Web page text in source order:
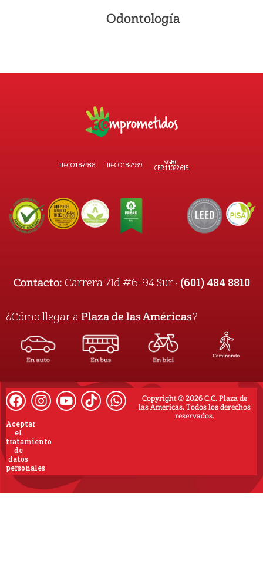
Odontología
TR-CO18-7938 TR-CO18-7939 SGBC-
CER11022615
Contacto: Carrera 71d #6-94 Sur · (601) 484 8810
¿Cómo llegar a Plaza de las Américas?
Copyright © 2026 C.C. Plaza de
las Americas. Todos los derechos
reservados.
Aceptar
el
tratamiento
de
datos
personales